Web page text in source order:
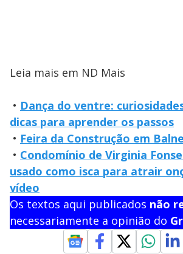
Leia mais em ND Mais
• Dança do ventre:
dicas para aprender os passos
• Feira da Construção em
• Condomínio de Virginia
usado como isca para atrair
vídeo
Os textos aqui publicados não
necessariamente a opinião do